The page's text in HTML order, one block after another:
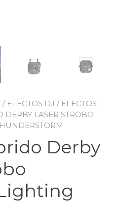
/ EFECTOS DJ / EFECTOS
DERBY LASER STROBO
Derby